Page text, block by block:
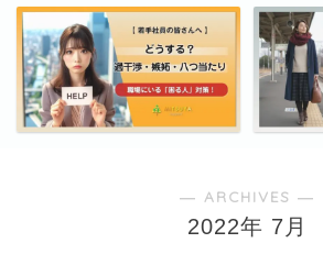
― ARCHIVES ―
2022年 7月